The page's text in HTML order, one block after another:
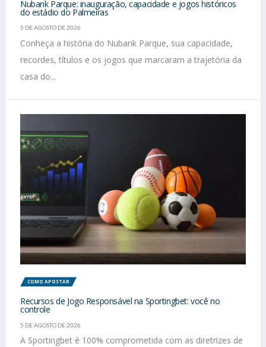
Nubank Parque: inauguração, capacidade e jogos históricos
do estádio do Palmeiras
5 DE AGOSTO DE 2026
Conheça a história do Nubank Parque, sua capacidade,
recordes, títulos e os jogos que marcaram a trajetória da
casa do...
COMO APOSTAR
Recursos de Jogo Responsável na Sportingbet: você no
controle
5 DE AGOSTO DE 2026
A Sportingbet é 100% comprometida com as diretrizes de